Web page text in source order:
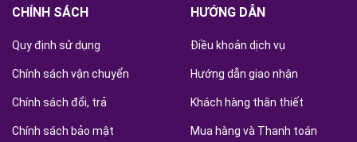
CHÍNH SÁCH
Quy định sử dụng
Chính sách vận chuyển
Chính sách đổi, trả
Chính sách bảo mật
HƯỚNG DẪN
Điều khoản dịch vụ
Hướng dẫn giao nhận
Khách hàng thân thiết
Mua hàng và Thanh toán